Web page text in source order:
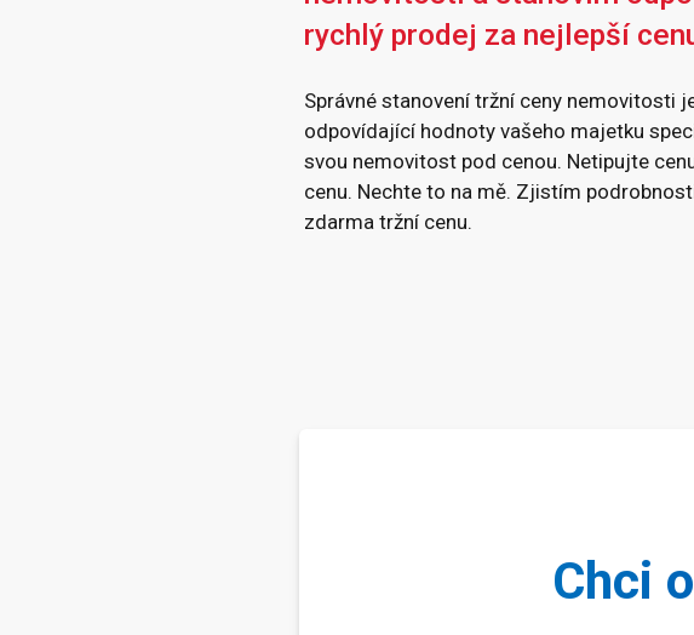
rychlý prodej za nejlepší
Správné stanovení tržní ceny nemovitosti
odpovídající hodnoty vašeho majetku
svou nemovitost pod cenou. Netipujte
cenu. Nechte to na mě. Zjistím
zdarma tržní cenu.
Chci